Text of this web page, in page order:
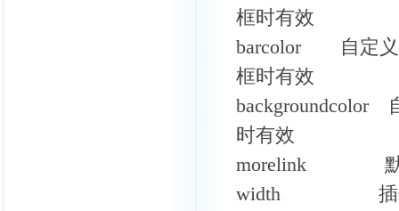
框时有效
barcolor 自定义
框时有效
backgroundcolor
时有效
morelink 默认
width 插件默认